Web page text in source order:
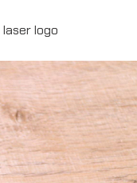
laser logo
USB2.0 ความจุ16 GB
งผลิตสำหรับเป็น ของพรีเมี่